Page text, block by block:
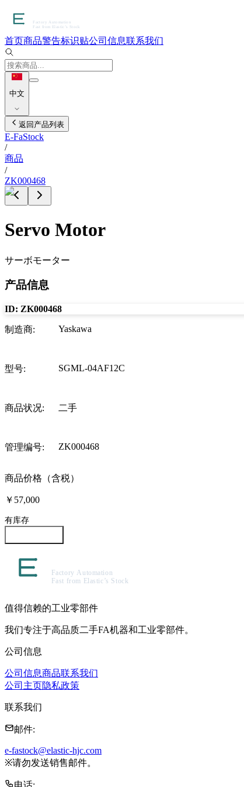
首页商品警告标识贴公司信息联系我们
中文
返回产品列表
E-FaStock
/
商品
/
ZK000468
Servo Motor
サーボモーター
产品信息
ID: ZK000468
制造商: Yaskawa
型号: SGML-04AF12C
商品状况: 二手
管理编号: ZK000468
商品价格（含税）
￥57,000
有库存
值得信赖的工业零部件
我们专注于高品质二手FA机器和工业零部件。
公司信息
公司信息商品联系我们
公司主页隐私政策
联系我们
邮件:
e-fastock@elastic-hjc.com
※请勿发送销售邮件。
电话: